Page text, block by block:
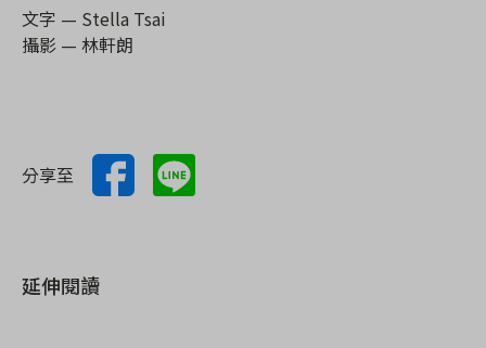
文字 — Stella Tsai
攝影 — 林軒朗
分享至
延伸閱讀